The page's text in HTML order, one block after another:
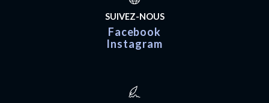
SUIVEZ-NOUS
Facebook
Instagram